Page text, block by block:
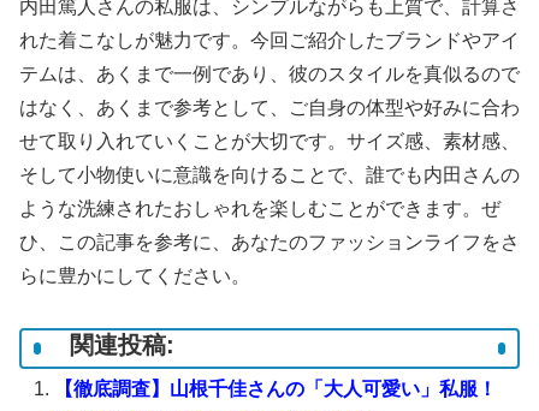
内田篤人さんの私服は、シンプルながらも上質で、計算さ
れた着こなしが魅力です。今回ご紹介したブランドやアイ
テムは、あくまで一例であり、彼のスタイルを真似るので
はなく、あくまで参考として、ご自身の体型や好みに合わ
せて取り入れていくことが大切です。サイズ感、素材感、
そして小物使いに意識を向けることで、誰でも内田さんの
ような洗練されたおしゃれを楽しむことができます。ぜ
ひ、この記事を参考に、あなたのファッションライフをさ
らに豊かにしてください。
関連投稿:
【徹底調査】山根千佳さんの「大人可愛い」私服！